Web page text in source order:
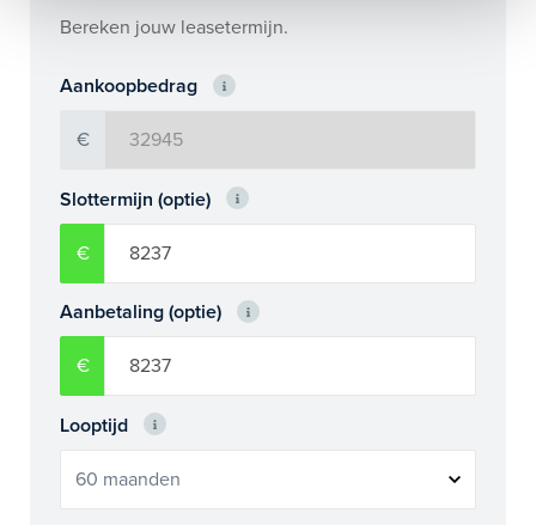
Bereken jouw leasetermijn.
Aankoopbedrag
€
Slottermijn (optie)
€
Aanbetaling (optie)
€
Looptijd